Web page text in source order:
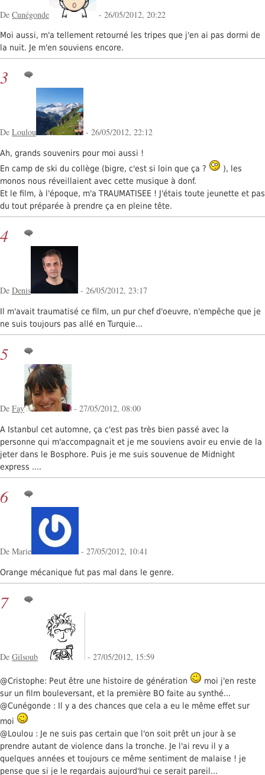
De Cunégonde - 26/05/2012, 20:22
Moi aussi, m'a tellement retourné les tripes que j'en ai pas dormi de
la nuit. Je m'en souviens encore.
3
De Loulou - 26/05/2012, 22:12
Ah, grands souvenirs pour moi aussi !
En camp de ski du collège (bigre, c'est si loin que ça ?
), les
monos nous réveillaient avec cette musique à donf.
Et le film, à l'époque, m'a TRAUMATISEE ! J'étais toute jeunette et pas
du tout préparée à prendre ça en pleine tête.
4
De Denis - 26/05/2012, 23:17
Il m'avait traumatisé ce film, un pur chef d'oeuvre, n'empêche que je
ne suis toujours pas allé en Turquie...
5
De Fay - 27/05/2012, 08:00
A Istanbul cet automne, ça c'est pas très bien passé avec la
personne qui m'accompagnait et je me souviens avoir eu envie de la
jeter dans le Bosphore. Puis je me suis souvenue de Midnight
express ....
6
De Marie - 27/05/2012, 10:41
Orange mécanique fut pas mal dans le genre.
7
De Gilsoub - 27/05/2012, 15:59
@Cristophe: Peut être une histoire de génération
moi j'en reste
sur un film bouleversant, et la première BO faite au synthé...
@Cunégonde : Il y a des chances que cela a eu le même effet sur
moi
@Loulou : Je ne suis pas certain que l'on soit prêt un jour à se
prendre autant de violence dans la tronche. Je l'ai revu il y a
quelques années et toujours ce même sentiment de malaise ! je
pense que si je le regardais aujourd'hui ce serait pareil...